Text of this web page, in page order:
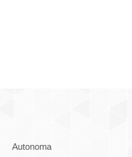
Autonoma